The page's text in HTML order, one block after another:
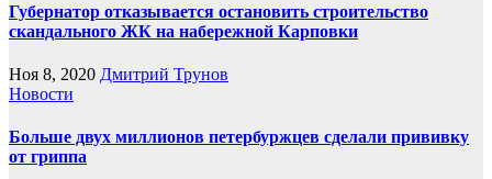
Губернатор отказывается остановить строительство
скандального ЖК на набережной Карповки
Ноя 8, 2020 Дмитрий Трунов
Новости
Больше двух миллионов петербуржцев сделали прививку
от гриппа